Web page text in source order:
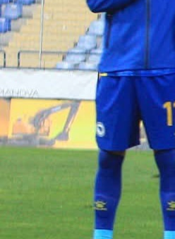
Autor:
BHFudbal.ba
17:22, 30.11.2023